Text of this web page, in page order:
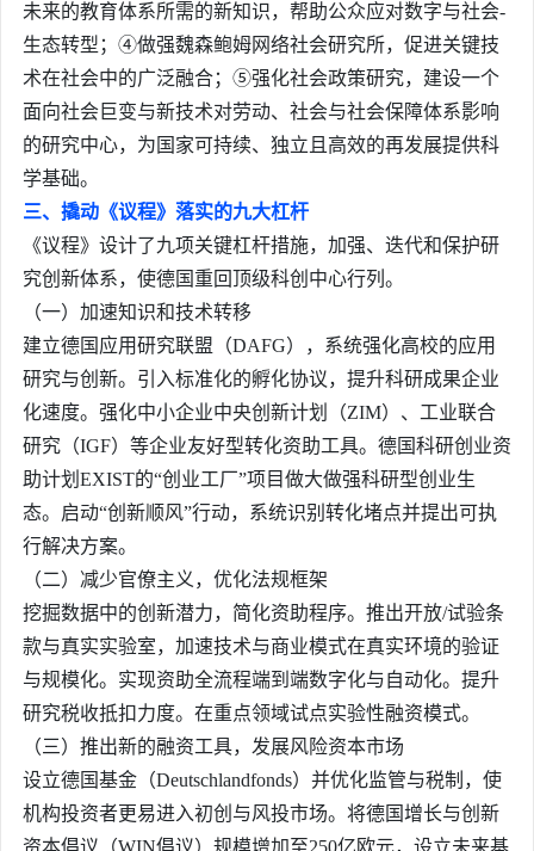
未来的教育体系所需的新知识，帮助公众应对数字与社会-
生态转型；④做强魏森鲍姆网络社会研究所，促进关键技
术在社会中的广泛融合；⑤强化社会政策研究，建设一个
面向社会巨变与新技术对劳动、社会与社会保障体系影响
的研究中心，为国家可持续、独立且高效的再发展提供科
学基础。
三、撬动《议程》落实的九大杠杆
《议程》设计了九项关键杠杆措施，加强、迭代和保护研
究创新体系，使德国重回顶级科创中心行列。
（一）加速知识和技术转移
建立德国应用研究联盟（DAFG），系统强化高校的应用
研究与创新。引入标准化的孵化协议，提升科研成果企业
化速度。强化中小企业中央创新计划（ZIM）、工业联合
研究（IGF）等企业友好型转化资助工具。德国科研创业资
助计划EXIST的“创业工厂”项目做大做强科研型创业生
态。启动“创新顺风”行动，系统识别转化堵点并提出可执
行解决方案。
（二）减少官僚主义，优化法规框架
挖掘数据中的创新潜力，简化资助程序。推出开放/试验条
款与真实实验室，加速技术与商业模式在真实环境的验证
与规模化。实现资助全流程端到端数字化与自动化。提升
研究税收抵扣力度。在重点领域试点实验性融资模式。
（三）推出新的融资工具，发展风险资本市场
设立德国基金（Deutschlandfonds）并优化监管与税制，使
机构投资者更易进入初创与风投市场。将德国增长与创新
资本倡议（WIN倡议）规模增加至250亿欧元，设立未来基